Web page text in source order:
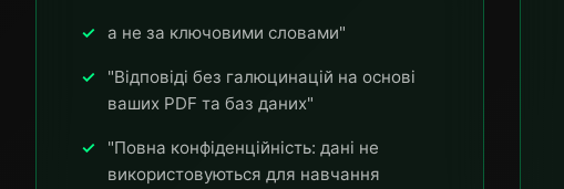
а не за ключовими словами"
"Відповіді без галюцинацій на основі
ваших PDF та баз даних"
"Повна конфіденційність: дані не
використовуються для навчання